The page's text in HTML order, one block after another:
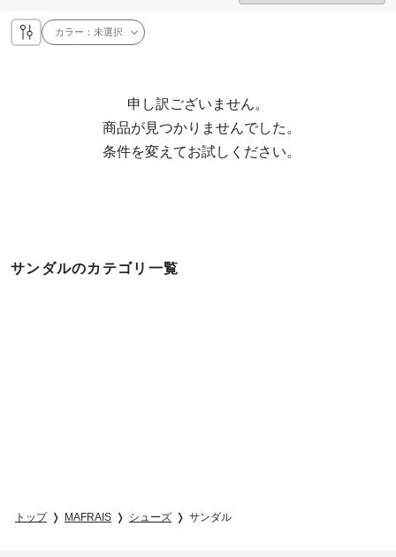
カラー：未選択
申し訳ございません。
  条件を変えてお試しください。
サンダルのカテゴリ一覧
トップ MAFRAIS シューズ サンダル